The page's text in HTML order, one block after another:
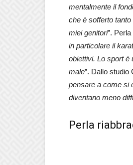
mentalmente il
che è sofferto
miei genitori”.
in particolare il
obiettivi. Lo sport è
male”. Dallo studio
pensare a come si
diventano meno
Perla